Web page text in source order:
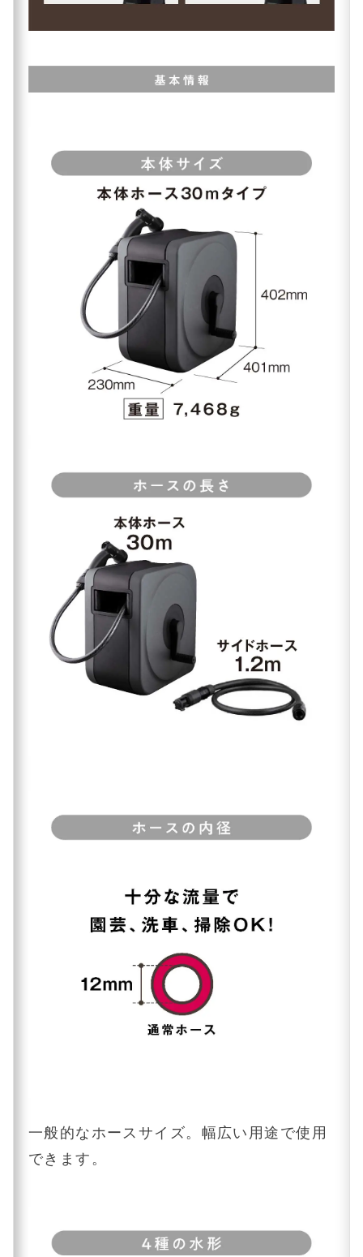
一般的なホースサイズ。幅広い用途で使用
できます。